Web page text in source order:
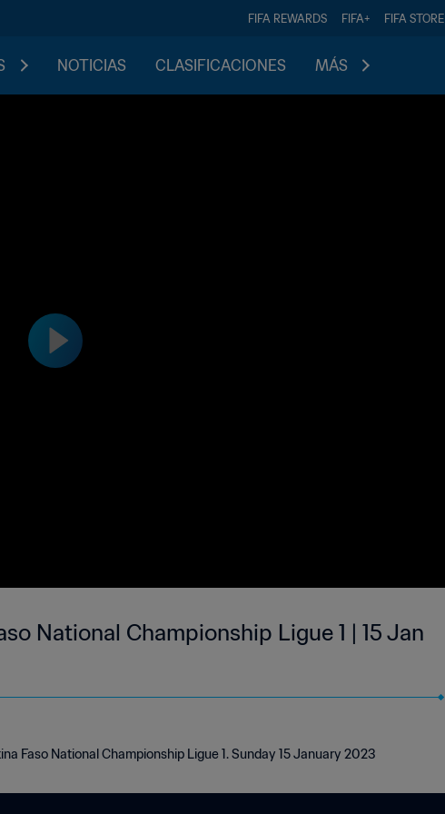
FIFA REWARDS FIFA+ FIFA STORE
NOTICIAS CLASIFICACIONES MÁS
National Championship Ligue 1 | 15 Jan
Faso National Championship Ligue 1. Sunday 15 January 2023